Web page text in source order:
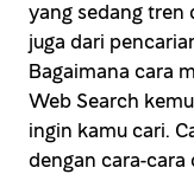
yang sedang tren
juga dari
Bagaimana cara
Web Search
ingin kamu cari.
dengan cara-cara